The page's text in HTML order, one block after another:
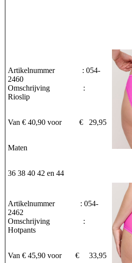
Artikelnummer : 054-
2460
Omschrijving :
Rioslip
Van € 40,90 voor € 29,95
Maten
36 38 40 42 en 44
Artikelnummer : 054-
2462
Omschrijving :
Hotpants
Van € 45,90 voor € 33,95